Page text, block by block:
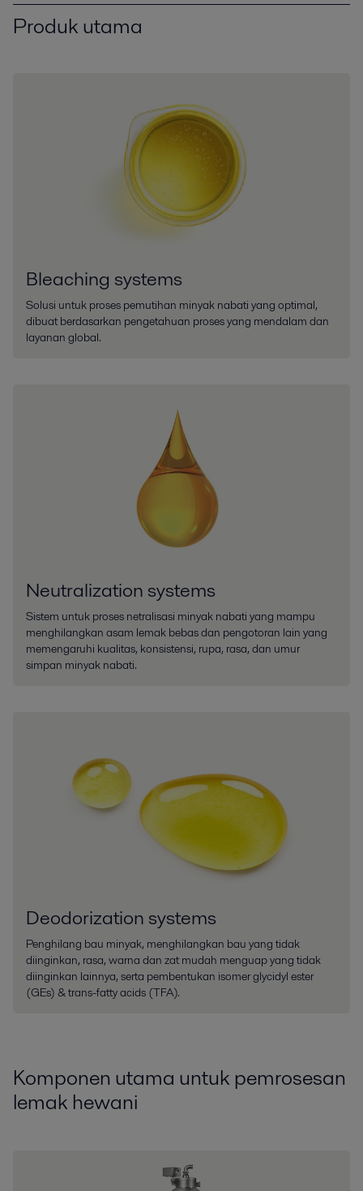
Produk utama
Bleaching systems
Solusi untuk proses pemutihan minyak nabati yang optimal,
dibuat berdasarkan pengetahuan proses yang mendalam dan
layanan global.
Neutralization systems
Sistem untuk proses netralisasi minyak nabati yang mampu
menghilangkan asam lemak bebas dan pengotoran lain yang
memengaruhi kualitas, konsistensi, rupa, rasa, dan umur
simpan minyak nabati.
Deodorization systems
Penghilang bau minyak, menghilangkan bau yang tidak
diinginkan, rasa, warna dan zat mudah menguap yang tidak
diinginkan lainnya, serta pembentukan isomer glycidyl ester
(GEs) & trans-fatty acids (TFA).
Komponen utama untuk pemrosesan
lemak hewani